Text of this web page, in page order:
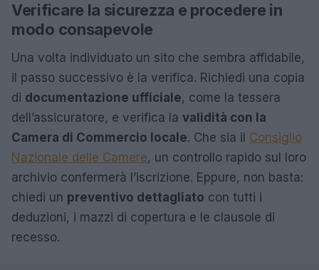
Verificare la sicurezza e procedere in
modo consapevole
Una volta individuato un sito che sembra affidabile,
il passo successivo è la verifica. Richiedi una copia
di documentazione ufficiale, come la tessera
dell’assicuratore, e verifica la validità con la
Camera di Commercio locale. Che sia il Consiglio
Nazionale delle Camere, un controllo rapido sul loro
archivio confermerà l’iscrizione. Eppure, non basta:
chiedi un preventivo dettagliato con tutti i
deduzioni, i mazzi di copertura e le clausole di
recesso.